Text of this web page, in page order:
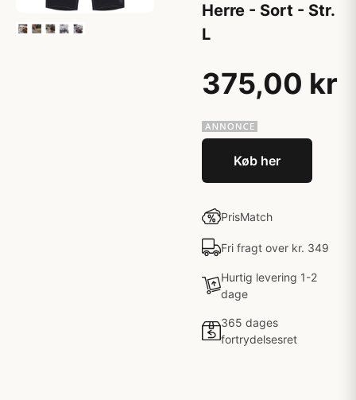
Herre - Sort - Str.
L
375,00 kr
Køb her
PrisMatch
Fri fragt over kr. 349
Hurtig levering 1-2
dage
365 dages
fortrydelsesret